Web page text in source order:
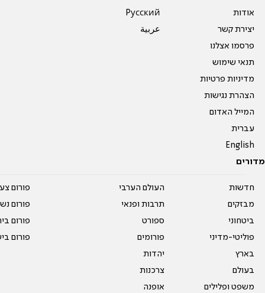
אודות
יצירת קשר
פרסמו אצלנו
תנאי שימוש
מדיניות פרטיות
הצהרת נגישות
המייל האדום
עברית
English
Pусский
عربية
מדורים
חדשות
מבזקים
ביטחוני
פוליטי-מדיני
בארץ
בעולם
משפט ופלילים
העולם הערבי
תרבות ופנאי
ספורט
פורומים
יהדות
צרכנות
אופנה
פורום
פורום
פורום
פורום